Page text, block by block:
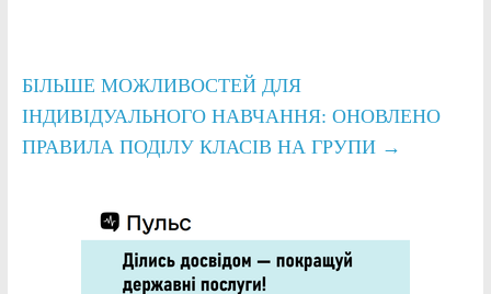
БІЛЬШЕ МОЖЛИВОСТЕЙ ДЛЯ
ІНДИВІДУАЛЬНОГО НАВЧАННЯ: ОНОВЛЕНО
ПРАВИЛА ПОДІЛУ КЛАСІВ НА ГРУПИ →